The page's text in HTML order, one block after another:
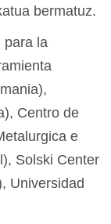
bermatuz.
para la
Centro de
e
Solski Center
Universidad